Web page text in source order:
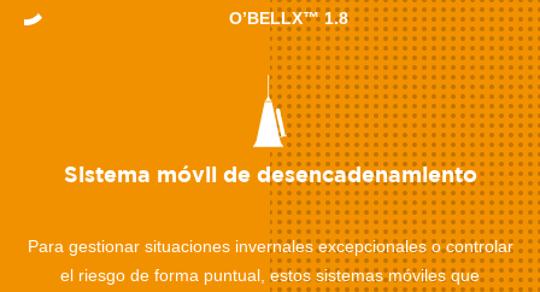
O’BELLX™1.8
Sistema móvil de desencadenamiento
Para gestionar situaciones invernales excepcionales o controlar
el riesgo de forma puntual, estos sistemas móviles que